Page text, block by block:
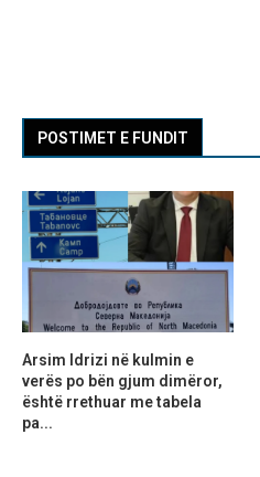
POSTIMET E FUNDIT
Arsim Idrizi në kulmin e
verës po bën gjum dimëror,
është rrethuar me tabela
pa...